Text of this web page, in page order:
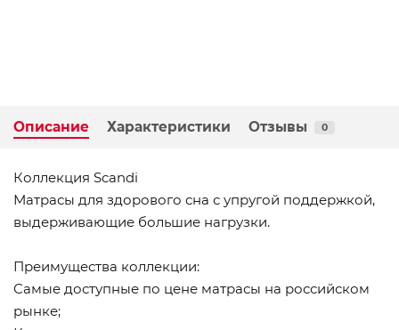
Описание Характеристики Отзывы 0
Коллекция Scandi
Матрасы для здорового сна с упругой поддержкой,
выдерживающие большие нагрузки.
Преимущества коллекции:
Самые доступные по цене матрасы на российском
рынке;